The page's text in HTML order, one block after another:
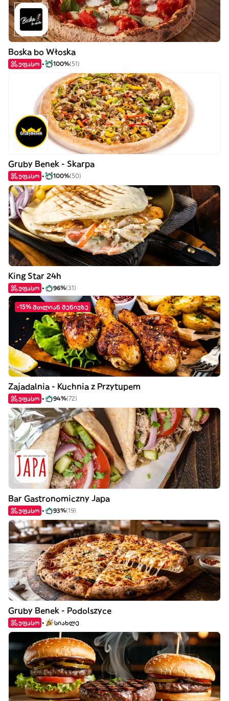
Boska bo Włoska
უფასო 100%(51)
Gruby Benek - Skarpa
უფასო 100%(50)
King Star 24h
უფასო 96%(31)
-15% მთლიან მენიუზე
Zajadalnia - Kuchnia z Przytupem
უფასო 94%(72)
Bar Gastronomiczny Japa
უფასო 93%(19)
Gruby Benek - Podolszyce
უფასო სიახლე